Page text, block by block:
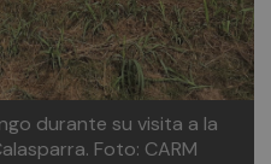
durante su visita a la
Foto: CARM